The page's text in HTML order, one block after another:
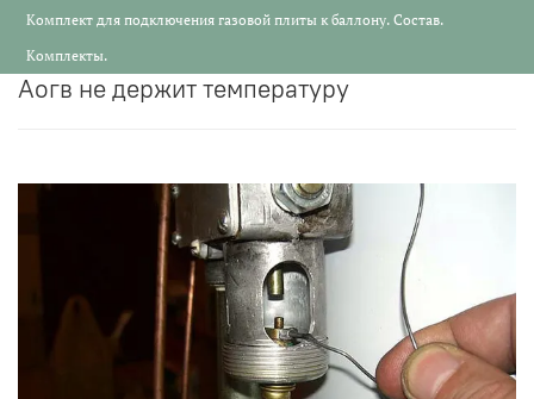
Комплект для подключения газовой плиты к баллону. Состав.
Комплекты.
аогв не держит температуру